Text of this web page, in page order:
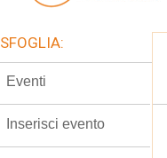
SFOGLIA:
Eventi
Inserisci evento